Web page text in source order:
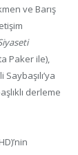
ve Barış
Paker ile),
derleme